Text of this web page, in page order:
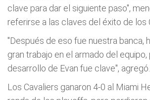
clave para dar el siguiente paso",
referirse a las claves del éxito de los
"Después de eso fue nuestra banca,
gran trabajo en el armado del equipo,
desarrollo de Evan fue clave", agregó.
Los Cavaliers ganaron 4-0 al Miami